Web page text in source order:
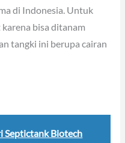
di Indonesia. Untuk
bisa ditanam
tangki ini berupa cairan
Septictank Biotech